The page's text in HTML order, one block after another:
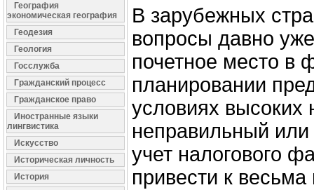
География
экономическая география
Геодезия
Геология
Госслужба
Гражданский процесс
Гражданское право
Иностранные языки
лингвистика
Искусство
Историческая личность
История
В зарубежных
вопросы давно
почетное место в
планировании
условиях высоких
неправильный или
учет налогового
привести к